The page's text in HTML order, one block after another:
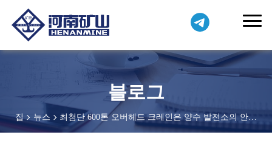
블로그
집 뉴스
최첨단 600톤 오버헤드 크레인은 양수 발전소의 안정
적인 운영을 보장합니다.